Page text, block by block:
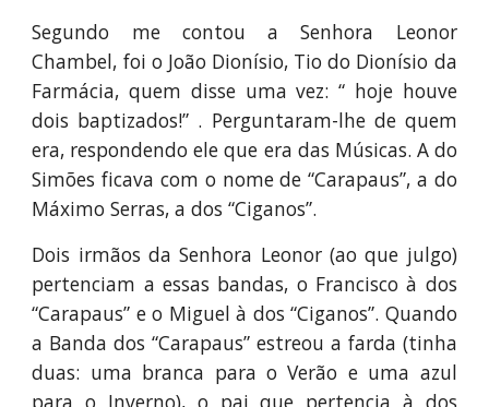
Segundo me contou a Senhora Leonor
Chambel, foi o João Dionísio, Tio do Dionísio da
Farmácia, quem disse uma vez: “ hoje houve
dois baptizados!” . Perguntaram-lhe de quem
era, respondendo ele que era das Músicas. A do
Simões ficava com o nome de “Carapaus”, a do
Máximo Serras, a dos “Ciganos”.
Dois irmãos da Senhora Leonor (ao que julgo)
pertenciam a essas bandas, o Francisco à dos
“Carapaus” e o Miguel à dos “Ciganos”. Quando
a Banda dos “Carapaus” estreou a farda (tinha
duas: uma branca para o Verão e uma azul
para o Inverno), o pai que pertencia à dos